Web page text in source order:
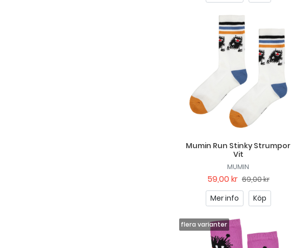
Mumin Run Stinky Strumpor
Vit
MUMIN
59,00 kr 69,00 kr
Mer info
Köp